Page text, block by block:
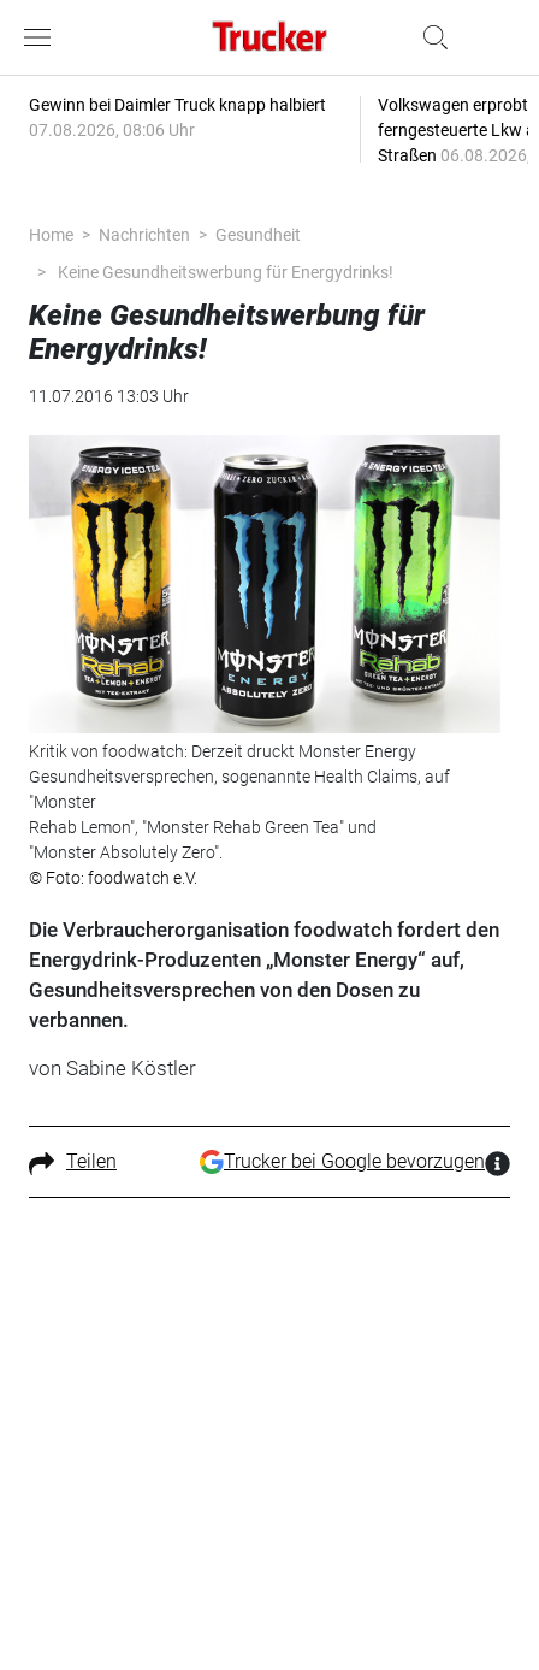
Gewinn bei Daimler Truck knapp halbiert
07.08.2026, 08:06 Uhr
Volkswagen erprobt
ferngesteuerte Lkw
Straßen 06.08.2026,
Home Nachrichten
Gesundheit
Keine Gesundheitswerbung für Energydrinks!
Keine Gesundheitswerbung für
Energydrinks!
11.07.2016 13:03 Uhr
Kritik von foodwatch: Derzeit druckt Monster Energy
Gesundheitsversprechen, sogenannte Health Claims, auf
"Monster
Rehab Lemon", "Monster Rehab Green Tea" und
"Monster Absolutely Zero".
© Foto: foodwatch e.V.
Die Verbraucherorganisation foodwatch fordert den
Energydrink-Produzenten „Monster Energy“ auf,
Gesundheitsversprechen von den Dosen zu
verbannen.
von Sabine Köstler
Teilen Trucker bei Google bevorzugen